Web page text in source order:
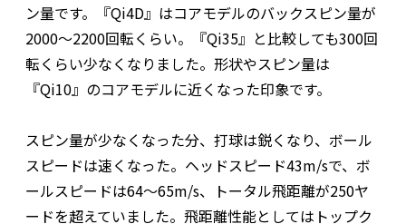
ン量です。『Qi4D』はコアモデルのバックスピン量が
2000～2200回転くらい。『Qi35』と比較しても300回
転くらい少なくなりました。形状やスピン量は
『Qi10』のコアモデルに近くなった印象です。
スピン量が少なくなった分、打球は鋭くなり、ボール
スピードは速くなった。ヘッドスピード43m/sで、ボ
ールスピードは64～65m/s、トータル飛距離が250ヤ
ードを超えていました。飛距離性能としてはトップク